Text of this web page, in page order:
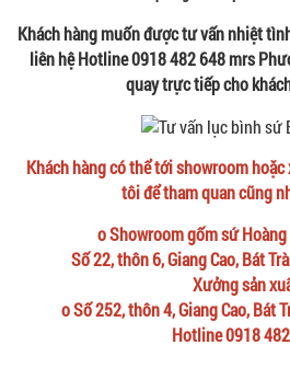
Khách hàng muốn được tư vấn nhiệt
liên hệ Hotline 0918 482 648 mrs
quay trực tiếp cho
Khách hàng có thể tới showroom
tôi để tham quan cũng
o Showroom gốm sứ
Số 22, thôn 6, Giang Cao, Bát
Xưởng sản
o Số 252, thôn 4, Giang Cao, Bát
Hotline 0918